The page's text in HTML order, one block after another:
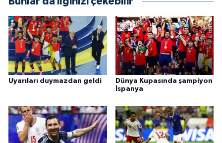
Uyarıları duymazdan geldi
Dünya Kupasında şampiyon
İspanya